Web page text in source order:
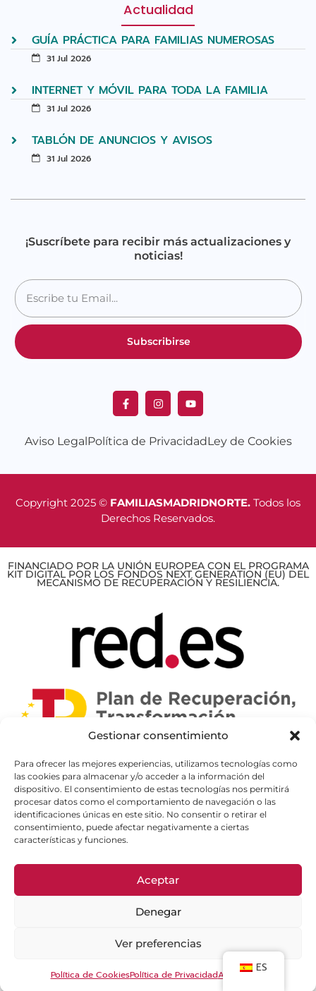
Gestionar consentimiento
Para ofrecer las mejores experiencias, utilizamos tecnologías como
las cookies para almacenar y/o acceder a la información del
dispositivo. El consentimiento de estas tecnologías nos permitirá
procesar datos como el comportamiento de navegación o las
identificaciones únicas en este sitio. No consentir o retirar el
consentimiento, puede afectar negativamente a ciertas
características y funciones.
Aceptar
Denegar
Ver preferencias
Política de CookiesPolítica de PrivacidadAviso Legal
Actualidad
GUÍA PRÁCTICA PARA FAMILIAS NUMEROSAS
31 Jul 2026
INTERNET Y MÓVIL PARA TODA LA FAMILIA
31 Jul 2026
TABLÓN DE ANUNCIOS Y AVISOS
31 Jul 2026
¡Suscríbete para recibir más actualizaciones y
noticias!
Subscribirse
Aviso Legal Política de PrivacidadLey de Cookies
Copyright 2025 © FAMILIASMADRIDNORTE. Todos los
Derechos Reservados.
FINANCIADO POR LA UNIÓN EUROPEA CON EL PROGRAMA
KIT DIGITAL POR LOS FONDOS NEXT GENERATION (EU) DEL
MECANISMO DE RECUPERACIÓN Y RESILIENCIA.
ES